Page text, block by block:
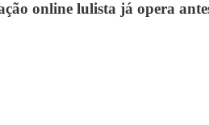
online lulista já opera